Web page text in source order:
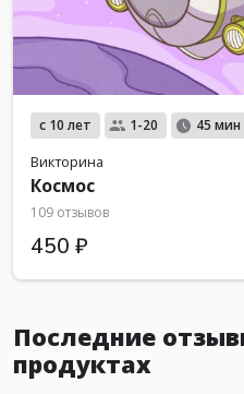
с 10 лет 1-20 45 мин
Викторина
Космос
109 отзывов
450 ₽
Последние
продуктах